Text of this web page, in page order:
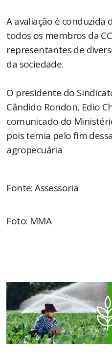
A avaliação é
todos os membros da
representantes de
da sociedade.
O presidente do
Cândido Rondon, Edio
comunicado do
pois temia pelo fim
agropecuária
Fonte: Assessoria
Foto: MMA